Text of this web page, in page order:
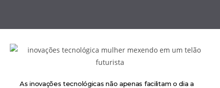
As inovações tecnológicas não apenas facilitam o dia a